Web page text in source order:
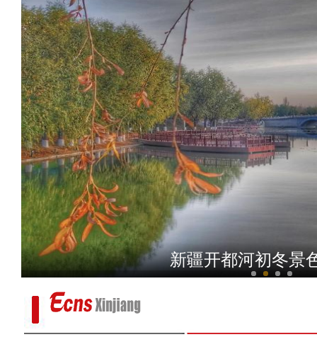
新疆兵团昆玉市沙漠湿
新疆开都河初冬景